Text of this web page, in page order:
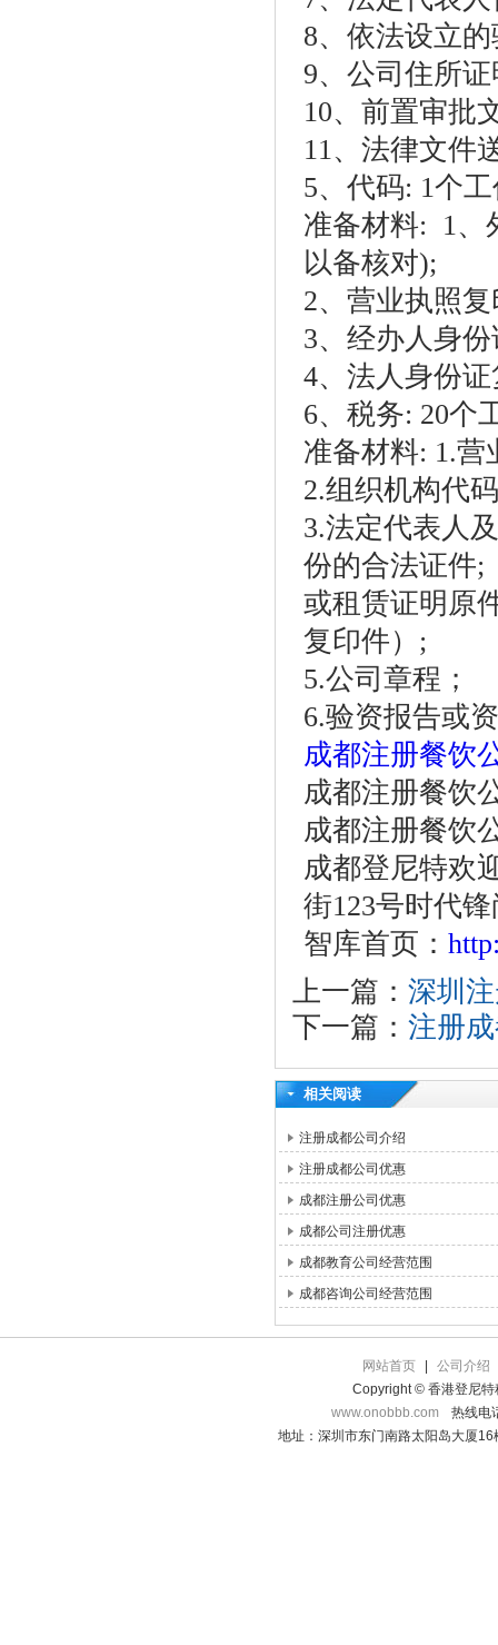
8、依法设立
9、公司住所
10、前置审批
11、法律文
5、代码: 1个
准备材料: 1、
以备核对);
2、营业执照
3、经办人身
4、法人身份
6、税务: 20个
准备材料: 1.
2.组织机构代
3.法定代表人
份的合法证件
或租赁证明原
复印件）;
5.公司章程；
6.验资报告或
成都注册餐饮
成都注册餐饮
成都注册餐饮
成都登尼特欢
街123号时代锋
智库首页：
上一篇： 深圳
下一篇： 注册
相关阅读
注册成都公司介绍
注册成都公司优惠
成都注册公司优惠
成都公司注册优惠
成都教育公司经营范围
成都咨询公司经营范围
网站首页
公司介绍
Copyright © 香港登尼特
www.onobbb.com
热线电
地址：深圳市东门南路太阳岛大厦